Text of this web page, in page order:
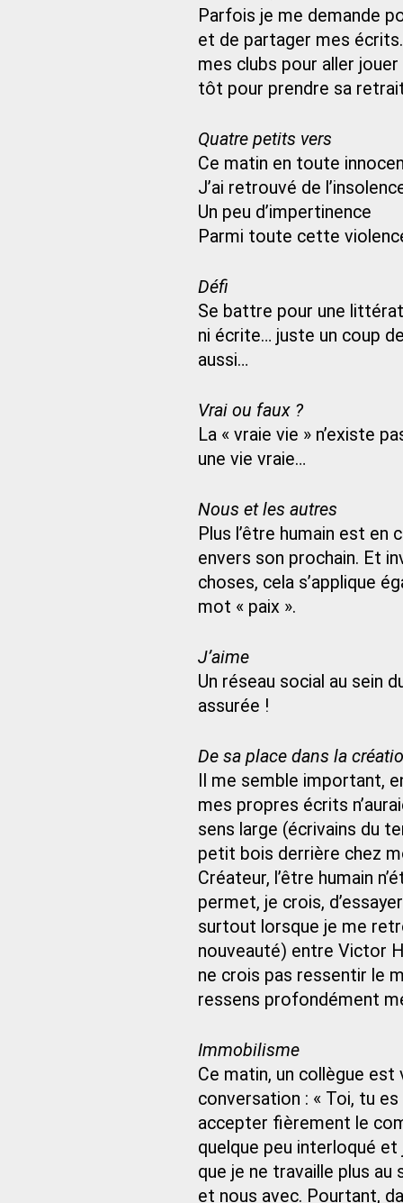
Parfois je me demande
et de partager mes
mes clubs pour aller
tôt pour prendre sa
Quatre petits vers
Ce matin en toute
J’ai retrouvé de
Un peu d’impertinence
Parmi toute cette
Défi
Se battre pour une
ni écrite… juste un coup
aussi…
Vrai ou faux ?
La « vraie vie » n’existe
une vie vraie…
Nous et les autres
Plus l’être humain est
envers son prochain. Et
choses, cela s’applique
mot « paix ».
J’aime
Un réseau social au sein
assurée !
De sa place dans la
Il me semble important,
mes propres écrits
sens large (écrivains du
petit bois derrière chez
Créateur, l’être humain
permet, je crois,
surtout lorsque je me
nouveauté) entre Victor
ne crois pas ressentir le
ressens profondément
Immobilisme
Ce matin, un collègue
conversation : « Toi, tu
accepter fièrement le
quelque peu interloqué et
que je ne travaille plus
et nous avec. Pourtant,